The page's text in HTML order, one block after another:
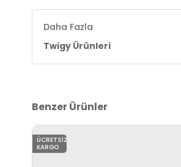
Daha Fazla
Twigy Ürünleri
Benzer Ürünler
ÜCRETSIZ
KARGO